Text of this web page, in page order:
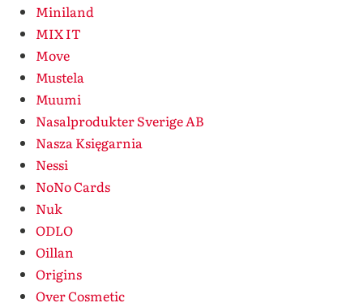
Miniland
MIX IT
Move
Mustela
Muumi
Nasalprodukter Sverige AB
Nasza Księgarnia
Nessi
NoNo Cards
Nuk
ODLO
Oillan
Origins
Over Cosmetic